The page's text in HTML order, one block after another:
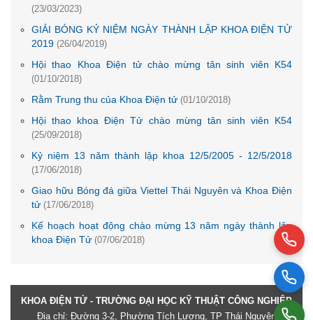
(23/03/2023)
GIẢI BÓNG KỶ NIỆM NGÀY THÀNH LẬP KHOA ĐIỆN TỬ
2019 (26/04/2019)
Hội thao Khoa Điện tử chào mừng tân sinh viên K54
(01/10/2018)
Rằm Trung thu của Khoa Điện tử (01/10/2018)
Hội thao khoa Điện Tử chào mừng tân sinh viên K54
(25/09/2018)
Kỷ niệm 13 năm thành lập khoa 12/5/2005 - 12/5/2018
(17/06/2018)
Giao hữu Bóng đá giữa Viettel Thái Nguyên và Khoa Điện
tử (17/06/2018)
Kế hoạch hoạt động chào mừng 13 năm ngày thành lập
khoa Điện Tử (07/06/2018)
KHOA ĐIỆN TỬ - TRƯỜNG ĐẠI HỌC KỸ THUẬT CÔNG NGHIỆP
Địa chỉ: Đường 3-2, Phường Tích Lương, TP Thái Nguyên